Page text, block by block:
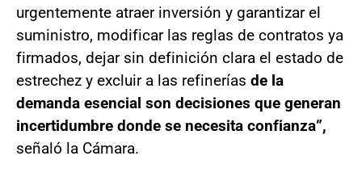
urgentemente atraer inversión y garantizar el
suministro, modificar las reglas de contratos ya
firmados, dejar sin definición clara el estado de
estrechez y excluir a las refinerías de la
demanda esencial son decisiones que generan
incertidumbre donde se necesita confianza”,
señaló la Cámara.